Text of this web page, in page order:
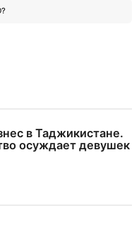
в Таджикистане.
осуждает девушек